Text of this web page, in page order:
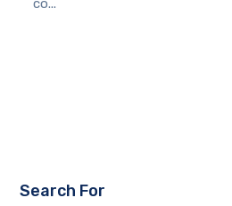
со...
Search For